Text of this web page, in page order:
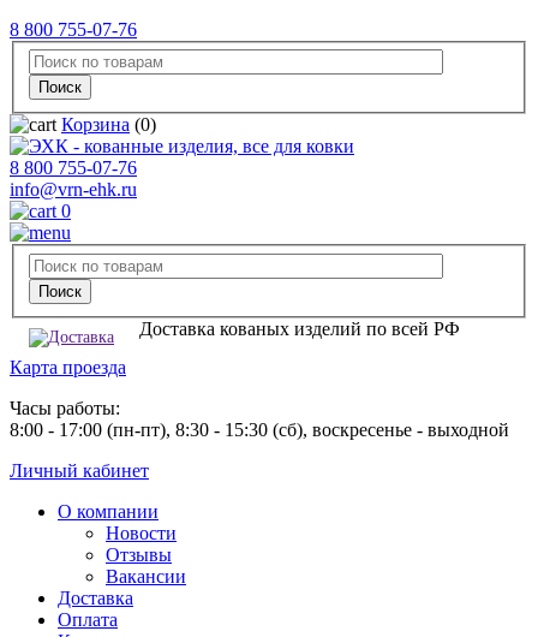
8 800 755-07-76
Корзина (0)
8 800 755-07-76
info@vrn-ehk.ru
0
Доставка кованых изделий по всей РФ
Карта проезда
Часы работы:
8:00 - 17:00 (пн-пт), 8:30 - 15:30 (сб), воскресенье - выходной
Личный кабинет
О компании
Новости
Отзывы
Вакансии
Доставка
Оплата